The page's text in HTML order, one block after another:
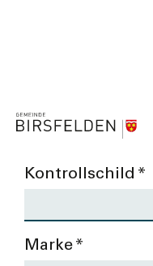
Kontrollschild *
Marke *